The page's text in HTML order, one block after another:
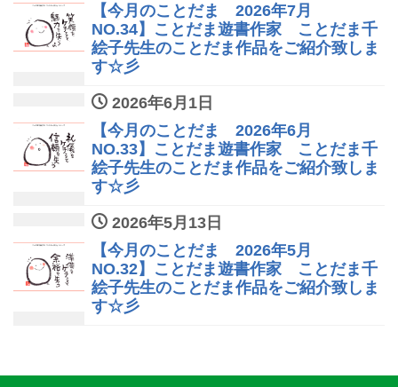
【今月のことだま 2026年7月
NO.34】ことだま遊書作家 ことだま千
絵子先生のことだま作品をご紹介致しま
す☆彡
2026年6月1日
【今月のことだま 2026年6月
NO.33】ことだま遊書作家 ことだま千
絵子先生のことだま作品をご紹介致しま
す☆彡
2026年5月13日
【今月のことだま 2026年5月
NO.32】ことだま遊書作家 ことだま千
絵子先生のことだま作品をご紹介致しま
す☆彡